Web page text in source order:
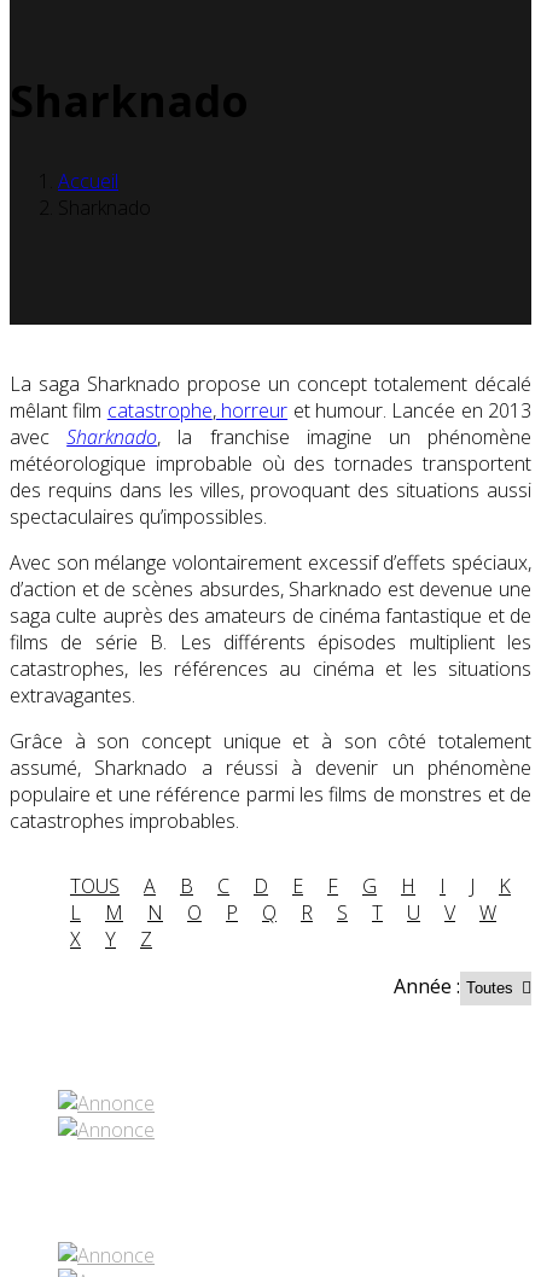
Sharknado
Accueil
La saga Sharknado propose un concept totalement décalé
mêlant film catastrophe,horreur et humour. Lancée en 2013
avecSharknado, la franchise imagine un phénomène
météorologique improbable où des tornades transportent
des requins dans les villes, provoquant des situations aussi
spectaculaires qu’impossibles.
Avec son mélange volontairement excessif d’effets spéciaux,
d’action et de scènes absurdes, Sharknado est devenue une
saga culte auprès des amateurs de cinéma fantastique et de
films de série B. Les différents épisodes multiplient les
catastrophes, les références au cinéma et les situations
extravagantes.
Grâce à son concept unique et à son côté totalement
assumé, Sharknado a réussi à devenir un phénomène
populaire et une référence parmi les films de monstres et de
catastrophes improbables.
TOUS A B C D E F G H I J
K
L
M N O P Q R S T U V
W
X
Y
Z
Année :